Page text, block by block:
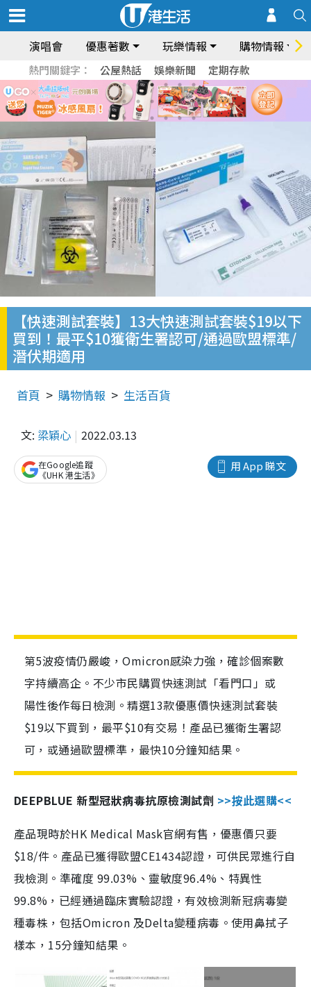
演唱會 優惠著數 玩樂情報 購物情報
熱門關鍵字： 公屋熱話 娛樂新聞 定期存款
【快速測試套裝】13大快速測試套裝$19以下
買到！最平$10獲衛生署認可/通過歐盟標準/
潛伏期適用
首頁 購物情報 生活百貨
文: 梁穎心 2022.03.13
用 App 睇文
在Google追蹤
《UHK 港生活》
第5波疫情仍嚴峻，Omicron感染力強，確診個案數
字持續高企。不少市民購買快速測試「看門口」或
陽性後作每日檢測。精選13款優惠價快速測試套裝
$19以下買到，最平$10有交易！產品已獲衛生署認
可，或通過歐盟標準，最快10分鐘知結果。
DEEPBLUE 新型冠狀病毒抗原檢測試劑 >>按此選購<<
產品現時於HK Medical Mask官網有售，優惠價只要
$18/件。產品已獲得歐盟CE1434認證，可供民眾進行自
我檢測。準確度 99.03%、靈敏度96.4%、特異性
99.8%，已經通過臨床實驗認證，有效檢測新冠病毒變
種毒株，包括Omicron 及Delta變種病毒。使用鼻拭子
樣本，15分鐘知結果。